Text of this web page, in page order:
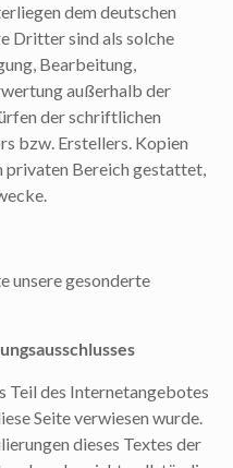
dem deutschen
Dritter sind als solche
Bearbeitung,
außerhalb der
der schriftlichen
bzw. Erstellers. Kopien
privaten Bereich gestattet,
unsere gesonderte
Teil des Internetangebotes
Seite verwiesen wurde.
dieses Textes der